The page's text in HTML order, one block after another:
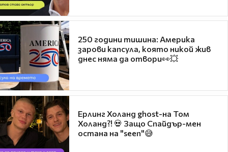
250 години тишина: Америка
зарови капсула, която никой жив
днес няма да отвори👀💥
Ерлинг Холанд ghost-на Том
Холанд?! 💀 Защо Спайдър-мен
остана на "seen"😅